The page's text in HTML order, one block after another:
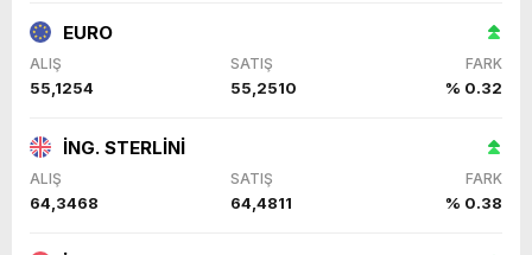
EURO
ALIŞ SATIŞ FARK
55,1254 55,2510 % 0.32
İNG. STERLİNİ
ALIŞ SATIŞ FARK
64,3468 64,4811 % 0.38